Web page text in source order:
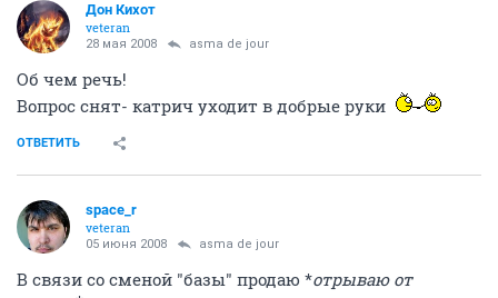
Дон Кихот
veteran
28 мая 2008 asma de jour
Об чем речь!
Вопрос снят- катрич уходит в добрые руки
ОТВЕТИТЬ
space_r
veteran
05 июня 2008 asma de jour
В связи со сменой "базы" продаю *отрываю от